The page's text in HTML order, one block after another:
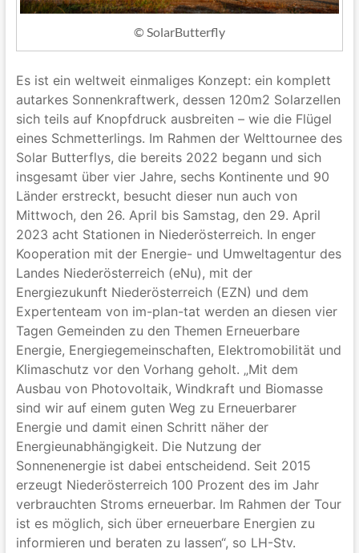
© SolarButterfly
Es ist ein weltweit einmaliges Konzept: ein komplett
autarkes Sonnenkraftwerk, dessen 120m2 Solarzellen
sich teils auf Knopfdruck ausbreiten – wie die Flügel
eines Schmetterlings. Im Rahmen der Welttournee des
Solar Butterflys, die bereits 2022 begann und sich
insgesamt über vier Jahre, sechs Kontinente und 90
Länder erstreckt, besucht dieser nun auch von
Mittwoch, den 26. April bis Samstag, den 29. April
2023 acht Stationen in Niederösterreich. In enger
Kooperation mit der Energie- und Umweltagentur des
Landes Niederösterreich (eNu), mit der
Energiezukunft Niederösterreich (EZN) und dem
Expertenteam von im-plan-tat werden an diesen vier
Tagen Gemeinden zu den Themen Erneuerbare
Energie, Energiegemeinschaften, Elektromobilität und
Klimaschutz vor den Vorhang geholt. „Mit dem
Ausbau von Photovoltaik, Windkraft und Biomasse
sind wir auf einem guten Weg zu Erneuerbarer
Energie und damit einen Schritt näher der
Energieunabhängigkeit. Die Nutzung der
Sonnenenergie ist dabei entscheidend. Seit 2015
erzeugt Niederösterreich 100 Prozent des im Jahr
verbrauchten Stroms erneuerbar. Im Rahmen der Tour
ist es möglich, sich über erneuerbare Energien zu
informieren und beraten zu lassen“, so LH-Stv.